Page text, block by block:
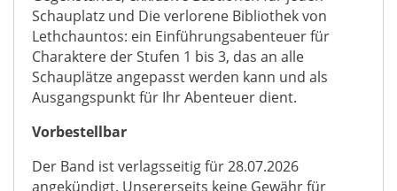
Schauplatz und Die verlorene Bibliothek von
Lethchauntos: ein Einführungsabenteuer für
Charaktere der Stufen 1 bis 3, das an alle
Schauplätze angepasst werden kann und als
Ausgangspunkt für Ihr Abenteuer dient.
Vorbestellbar
Der Band ist verlagsseitig für 28.07.2026
angekündigt. Unsererseits keine Gewähr für